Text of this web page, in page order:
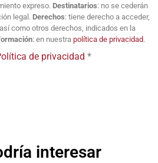
expreso. Destinatarios: no se cederán
legal. Derechos: tiene derecho a acceder,
como otros derechos, indicados en la
: en nuestra política de privacidad.
de privacidad *
interesar